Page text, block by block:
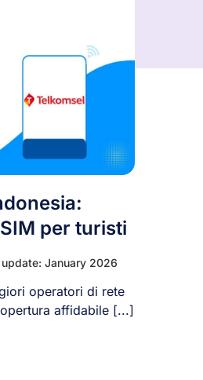
per turisti
January 2026
operatori di rete
affidabile [...]